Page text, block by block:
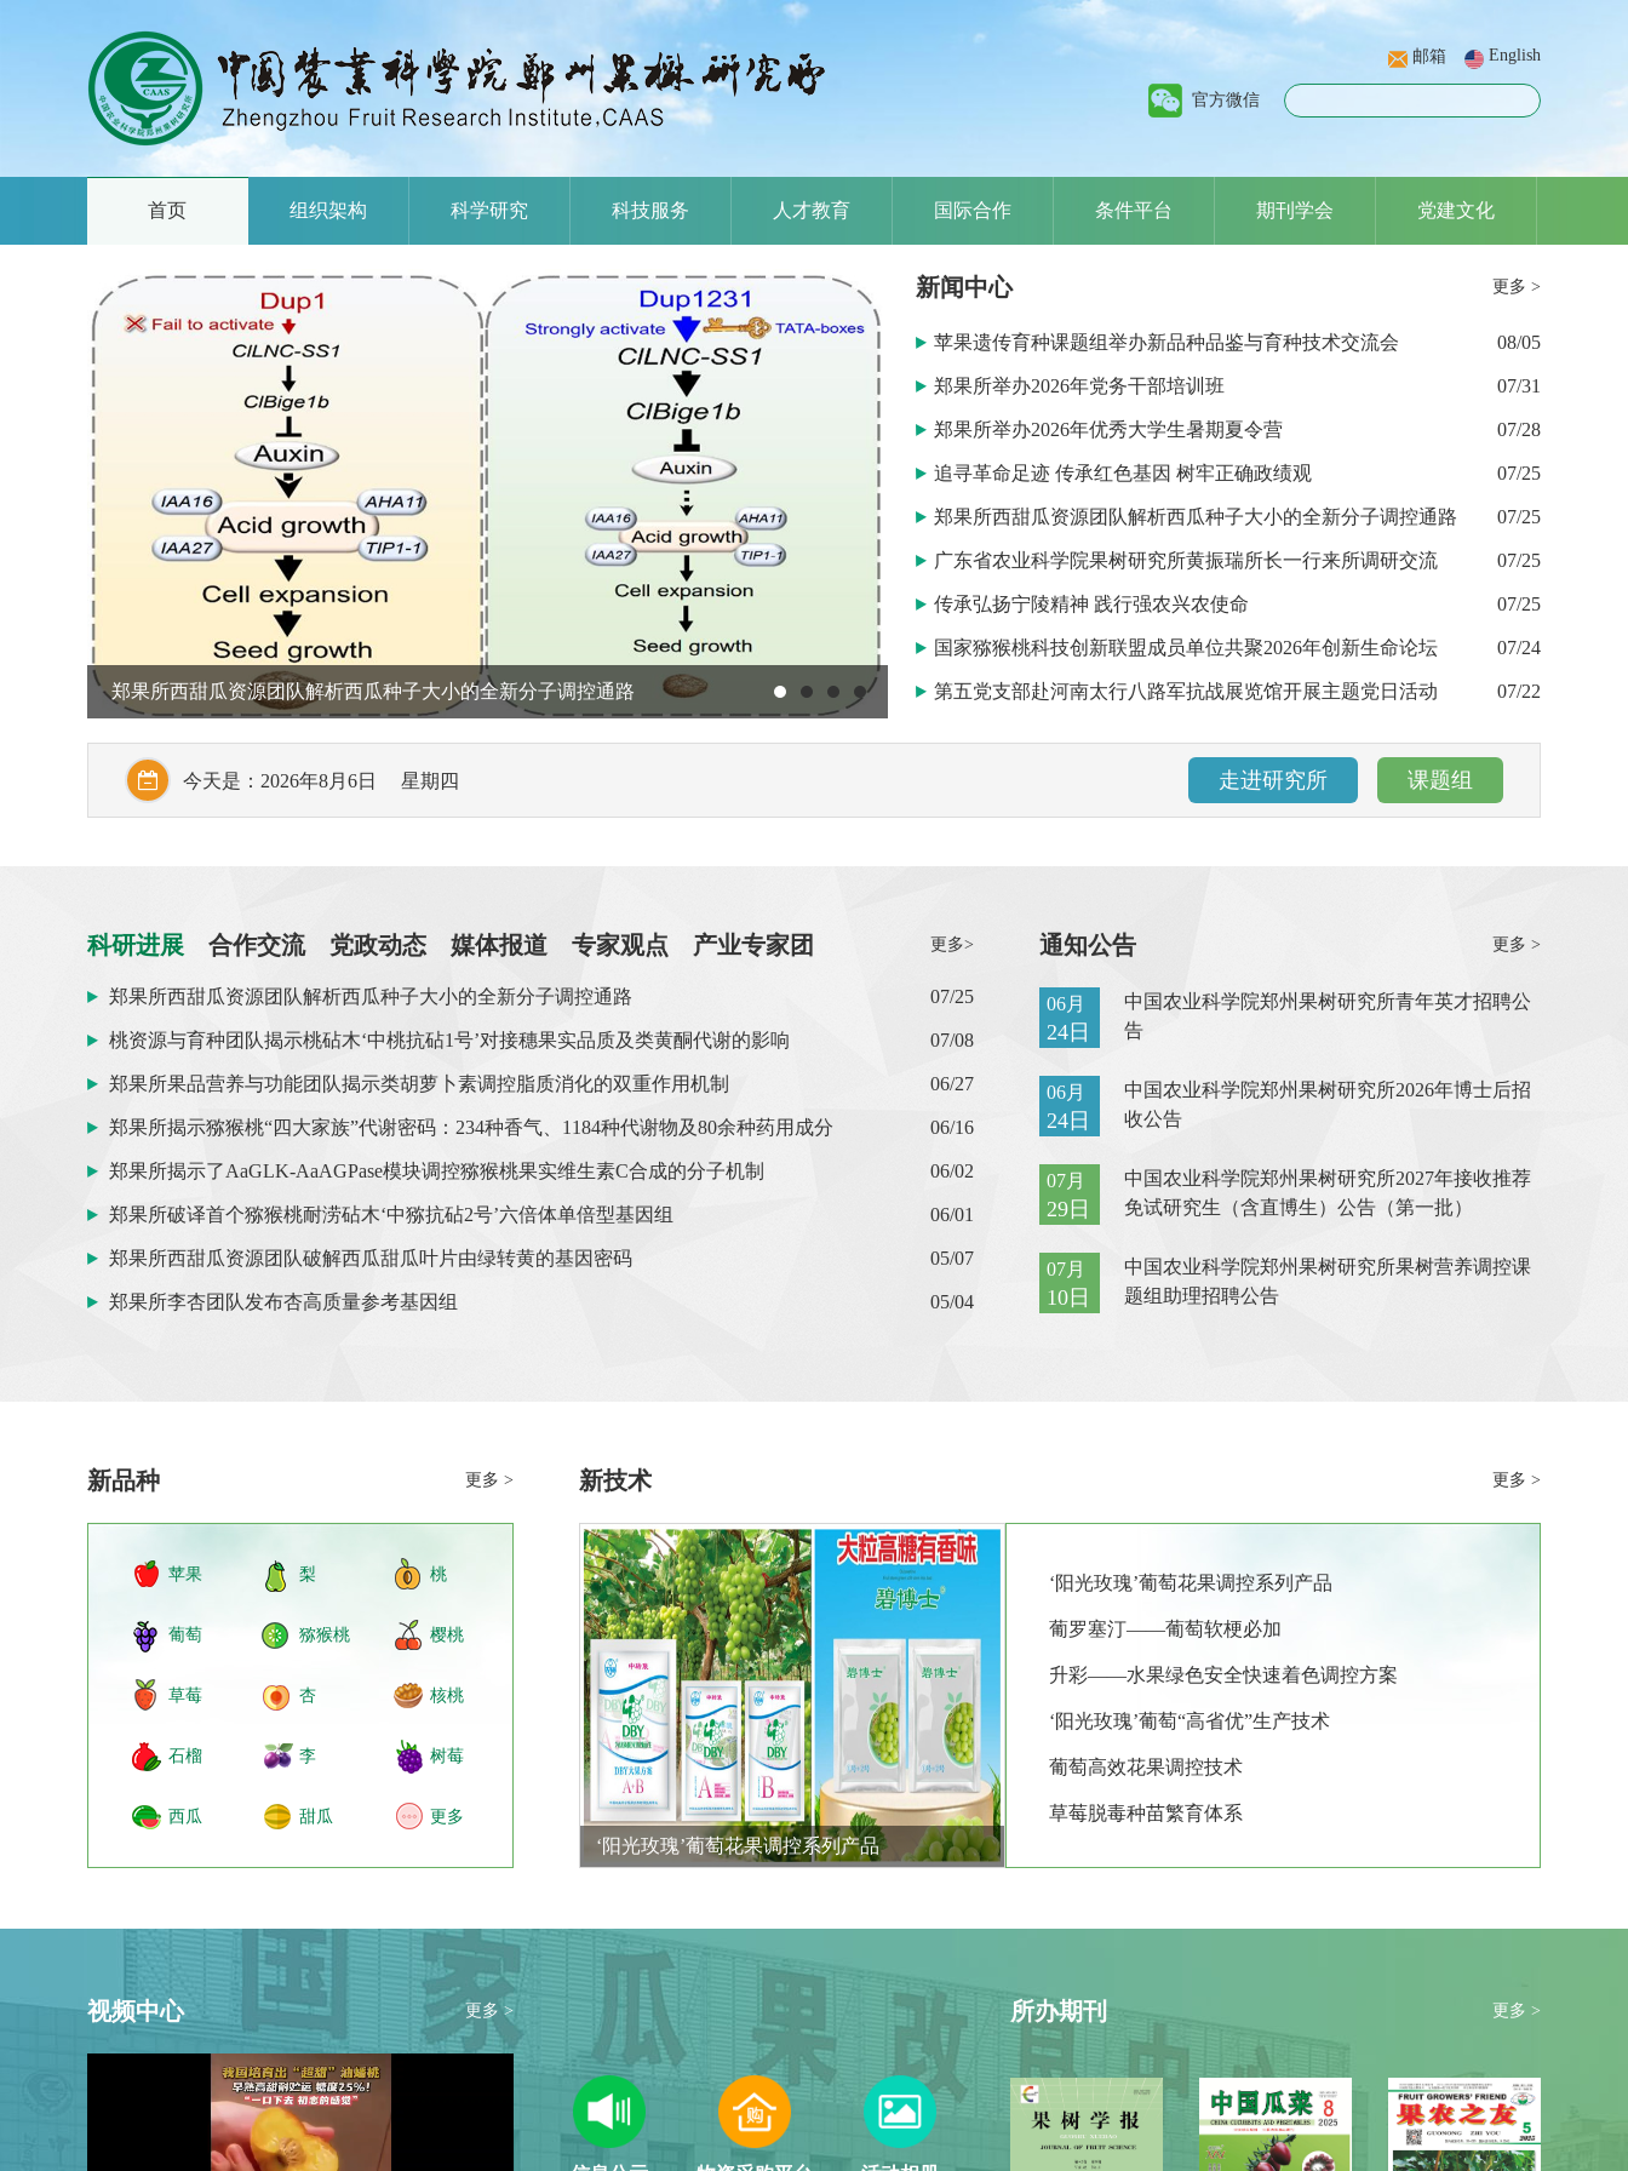
English
邮箱
官方微信
首页 组织架构 科学研究 科技服务 人才教育 国际合作 条件平台 期刊学会 党建文化
郑果所1项成果获2025年度国家科学技术奖励 桃资源与育种团队揭示桃砧木‘中桃抗砧1号’对接穗果实品质及类黄酮
影响
1 2 3 4
新闻中心 更多 >
08/05
苹果遗传育种课题组举办新品种品鉴与育种技术交流会
07/31
郑果所举办2026年党务干部培训班
07/28
郑果所举办2026年优秀大学生暑期夏令营
07/25
追寻革命足迹 传承红色基因 树牢正确政绩观
07/25
郑果所西甜瓜资源团队解析西瓜种子大小的全新分子调控通路
07/25
广东省农业科学院果树研究所黄振瑞所长一行来所调研交流
07/25
传承弘扬宁陵精神 践行强农兴农使命
07/24
国家猕猴桃科技创新联盟成员单位共聚2026年创新生命论坛
07/22
第五党支部赴河南太行八路军抗战展览馆开展主题党日活动
今天是： 2026年8月6日 星期四 走进研究所 课题组
科研进展 更多>
合作交流 党政动态 媒体报道 专家观点 产业专家团
07/25
郑果所西甜瓜资源团队解析西瓜种子大小的全新分子调控通路
07/08
桃资源与育种团队揭示桃砧木‘中桃抗砧1号’对接穗果实品质及类黄酮代谢的影响
06/27
郑果所果品营养与功能团队揭示类胡萝卜素调控脂质消化的双重作用机制
06/16
郑果所揭示猕猴桃“四大家族”代谢密码：234种香气、1184种代谢物及80余种药用成分
06/02
郑果所揭示了AaGLK-AaAGPase模块调控猕猴桃果实维生素C合成的分子机制
06/01
郑果所破译首个猕猴桃耐涝砧木‘中猕抗砧2号’六倍体单倍型基因组
05/07
郑果所西甜瓜资源团队破解西瓜甜瓜叶片由绿转黄的基因密码
05/04
郑果所李杏团队发布杏高质量参考基因组
通知公告 更多 >
06月
24日
中国农业科学院郑州果树研究所青年英才招聘公
告
06月
24日
中国农业科学院郑州果树研究所2026年博士后招
收公告
07月
29日
中国农业科学院郑州果树研究所2027年接收推荐
免试研究生（含直博生）公告（第一批）
07月
10日
中国农业科学院郑州果树研究所果树营养调控课
题组助理招聘公告
新品种 更多 >
苹果 梨 桃
葡萄 猕猴桃 樱桃
草莓 杏 核桃
石榴 李 树莓
西瓜 甜瓜 更多
新技术 更多 >
‘阳光玫瑰’葡萄花果调控系列产品
‘阳光玫瑰’葡萄花果调控系列产品
葡罗塞汀——葡萄软梗必加
升彩——水果绿色安全快速着色调控方案
‘阳光玫瑰’葡萄“高省优”生产技术
葡萄高效花果调控技术
草莓脱毒种苗繁育体系
视频中心 更多 > 所办期刊 更多 >